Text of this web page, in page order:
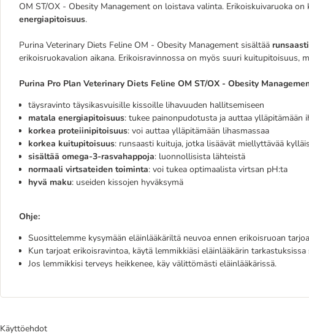
OM ST/OX - Obesity Management on loistava valinta. Erikoiskuivaruoka
energiapitoisuus.
Purina Veterinary Diets Feline OM - Obesity Management sisältää
erikoisruokavalion aikana. Erikoisravinnossa on myös suuri kuitupitoisuus,
Purina Pro Plan Veterinary Diets Feline OM ST/OX - Obesity
täysravinto täysikasvuisille kissoille lihavuuden hallitsemiseen
matala energiapitoisuus: tukee painonpudotusta ja auttaa ylläpitämään
korkea proteiinipitoisuus: voi auttaa ylläpitämään lihasmassaa
korkea kuitupitoisuus: runsaasti kuituja, jotka lisäävät miellyttävää
sisältää omega-3-rasvahappoja: luonnollisista lähteistä
normaali virtsateiden toiminta: voi tukea optimaalista virtsan pH:ta
hyvä maku: useiden kissojen hyväksymä
Ohje:
Suosittelemme kysymään eläinlääkäriltä neuvoa ennen erikoisruoan
Kun tarjoat erikoisravintoa, käytä lemmikkiäsi eläinlääkärin
Jos lemmikkisi terveys heikkenee, käy välittömästi eläinlääkärissä.
Käyttöehdot